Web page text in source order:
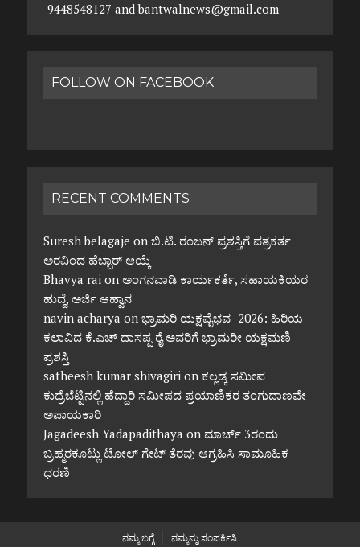
9448548127 and bantwalnews@gmail.com
FOLLOW ON FACEBOOK
RECENT COMMENTS
Suresh belagaje on ಬಿ.ಟಿ. ರಂಜನ್ ಪ್ರಶಸ್ತಿಗೆ ಪತ್ರಕರ್ತ
ಅರವಿಂದ ಹೆಬ್ಬಾರ್ ಆಯ್ಕೆ
Bhavya raion ಅಂಗನವಾಡಿ ಕಾರ್ಯಕರ್ತೆ, ಸಹಾಯಕಿಯರ
ಹುದ್ದೆ, ಅರ್ಜಿ ಆಹ್ವಾನ
navin acharya on ಭ್ರಾಮರಿ ಯಕ್ಷವೈಭವ -2026: ಹಿರಿಯ
ಕಲಾವಿದ ಕೆ.ಎಚ್ ದಾಸಪ್ಪ ರೈ ಅವರಿಗೆ ಭ್ರಾಮರೀ ಯಕ್ಷಮಣಿ
ಪ್ರಶಸ್ತಿ
satheesh kumar shivagirion ಕಲ್ಲಡ್ಕ ಸಮೀಪ
ಕುದ್ರೆಬೆಟ್ಟಿನಲ್ಲಿ ಹೆದ್ದಾರಿ ಸಮೀಪದ ಪ್ರಯಾಣಿಕರ ತಂಗುದಾಣವೇ
ಅಪಾಯಕಾರಿ
Jagadeesh Yadapadithaya on ಮಾರ್ಚ್ 3ರಂದು
ಬ್ರಹ್ಮರಕೂಟ್ಲು ಟೋಲ್ ಗೇಟ್ ತೆರವು ಆಗ್ರಹಿಸಿ ಸಾಮೂಹಿಕ
ಧರಣಿ
ನಮ್ಮ ಬಗ್ಗೆ ನಮ್ಮನ್ನು ಸಂಪರ್ಕಿಸಿ